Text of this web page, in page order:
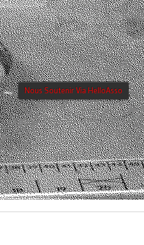
Nous Soutenir Via HelloAsso